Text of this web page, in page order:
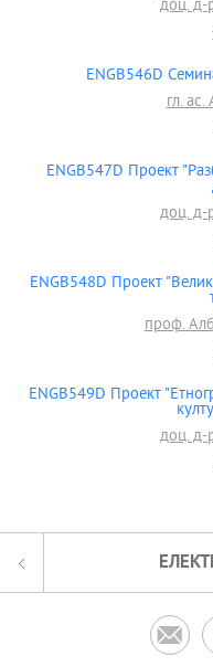
доц. д-
ENGB546D
гл.
ENGB547D Проект
доц. д-
ENGB548D Проект
проф.
ENGB549D Проект
доц. д-
